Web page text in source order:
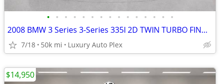
• • • • • • • • • • • • • • •
2008 BMW 3 Series 3-Series 335I 2D TWIN TURBO FIND SUPER LOW MILES 49,
7/18 50k mi Luxury Auto Plex
$14,950